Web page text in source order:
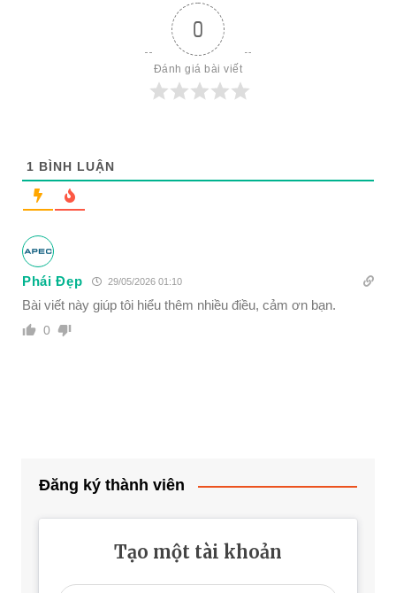
0
Đánh giá bài viết
1 BÌNH LUẬN
Phái Đẹp 29/05/2026 01:10
Bài viết này giúp tôi hiểu thêm nhiều điều, cảm ơn bạn.
0
Đăng ký thành viên
Tạo một tài khoản